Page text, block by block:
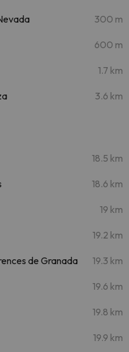
300 m
600 m
1.7 km
3.6 km
18.5 km
18.6 km
19 km
19.2 km
de Granada 19.3 km
19.6 km
19.8 km
19.9 km